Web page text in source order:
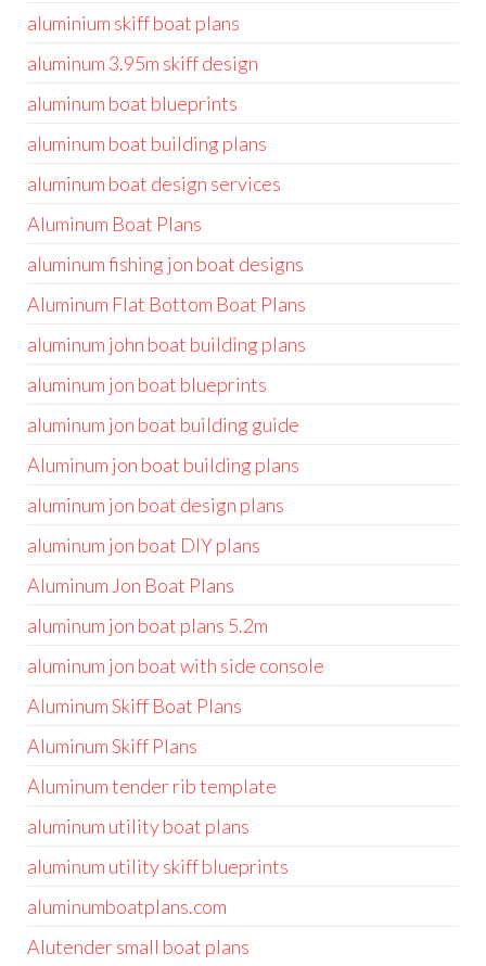
aluminium skiff boat plans
aluminum 3.95m skiff design
aluminum boat blueprints
aluminum boat building plans
aluminum boat design services
Aluminum Boat Plans
aluminum fishing jon boat designs
Aluminum Flat Bottom Boat Plans
aluminum john boat building plans
aluminum jon boat blueprints
aluminum jon boat building guide
Aluminum jon boat building plans
aluminum jon boat design plans
aluminum jon boat DIY plans
Aluminum Jon Boat Plans
aluminum jon boat plans 5.2m
aluminum jon boat with side console
Aluminum Skiff Boat Plans
Aluminum Skiff Plans
Aluminum tender rib template
aluminum utility boat plans
aluminum utility skiff blueprints
aluminumboatplans.com
Alutender small boat plans